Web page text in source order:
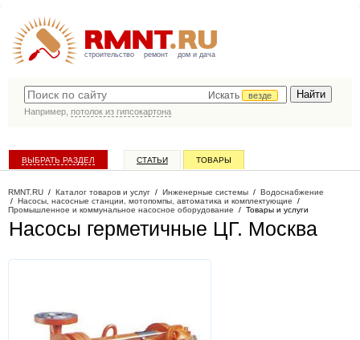
строительство ремонт дом и дача
Искать
везде
Например, потолок из гипсокартона
ВЫБРАТЬ РАЗДЕЛ СТАТЬИ ТОВАРЫ
RMNT.RU / Каталог товаров и услуг / Инженерные системы / Водоснабжение
/ Насосы, насосные станции, мотопомпы, автоматика и комплектующие /
Промышленное и коммунальное насосное оборудование / Товары и услуги
Насосы герметичные ЦГ. Москва